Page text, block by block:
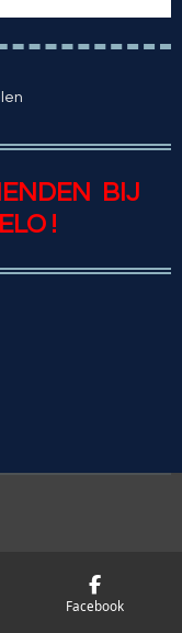
DEN
BIJ
!
Facebook